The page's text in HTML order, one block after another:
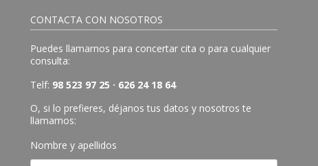
CONTACTA CON NOSOTROS
Puedes llamarnos para concertar cita o para cualquier
consulta:
Telf: 98 523 97 25 · 626 24 18 64
O, si lo prefieres, déjanos tus datos y nosotros te
llamamos:
Nombre y apellidos